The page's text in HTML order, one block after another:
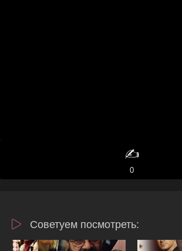
✍️
0
Советуем посмотреть: